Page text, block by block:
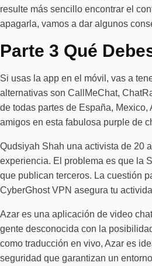
resulte más sencillo encontrar el
apagarla, vamos a dar algunos
Parte 3 Qué
Si usas la app en el móvil, vas a
alternativas son CallMeChat,
de todas partes de España,
amigos en esta fabulosa purple de
Qudsiyah Shah una activista de 20
experiencia. El problema es que la
que publican terceros. La cuestión
CyberGhost VPN asegura tu
Azar es una aplicación de video
gente desconocida con la
como traducción en vivo, Azar es
seguridad que garantizan un